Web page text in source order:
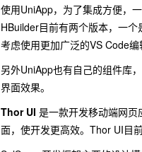
使用UniApp，为了集成方便，
HBuilder目前有两个版本，一
考虑使用更加广泛的VS Code
另外UniApp也有自己的组件库
界面效果。
Thor UI 是一款开发移动端网
面，使开发更高效。Thor UI目